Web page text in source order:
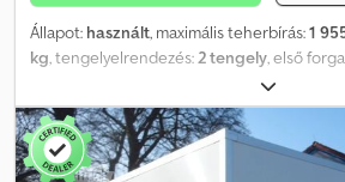
Állapot: használt, maximális teherbírás:1
kg, tengelyelrendezés:2 tengely, első
2 940 mm,
raktérmagasság:1 890 mm, teljes
magasság:2 415 mm, A44
STEMA, típus: STPK.2.P18.2, P-Box,